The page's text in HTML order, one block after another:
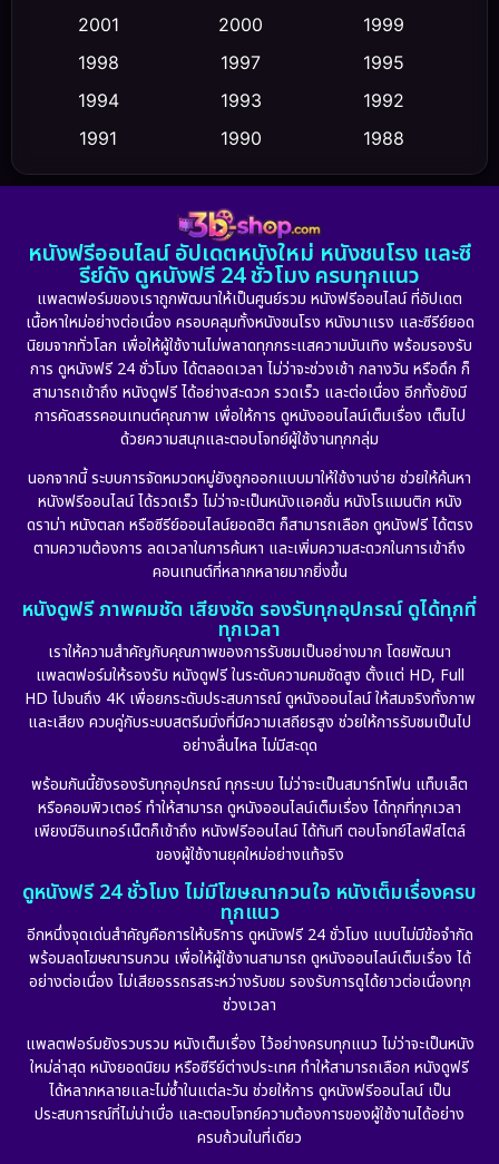
Culture (23)
Dance เต้น
Detective สืบสวน (5)
Detective สืบสวน (56)
Disaster (10)
Disney+ (23)
Drama ดราม่า (887)
Dystopian (17)
Emotional (101)
Epic มหากาพย์ (17)
Erotic (10)
Fantasy จินตนาการ (256)
Film
Gothic (6)
HBO GO (11)
HBO Max (2)
2001
2000
1999
1998
1997
1995
1994
1993
1992
1991
1990
1988
1986
1985
1983
1981
1974
1971 1962
หนังฟรีออนไลน์ อัปเดตหนังใหม่ หนังชนโรง และซี
รีย์ดัง ดูหนังฟรี 24 ชั่วโมง ครบทุกแนว
แพลตฟอร์มของเราถูกพัฒนาให้เป็นศูนย์รวม หนังฟรีออนไลน์ ที่อัปเดต
เนื้อหาใหม่อย่างต่อเนื่อง ครอบคลุมทั้งหนังชนโรง หนังมาแรง และซีรีย์ยอด
นิยมจากทั่วโลก เพื่อให้ผู้ใช้งานไม่พลาดทุกกระแสความบันเทิง พร้อมรองรับ
การ ดูหนังฟรี 24 ชั่วโมง ได้ตลอดเวลา ไม่ว่าจะช่วงเช้า กลางวัน หรือดึก ก็
สามารถเข้าถึง หนังดูฟรี ได้อย่างสะดวก รวดเร็ว และต่อเนื่อง อีกทั้งยังมี
การคัดสรรคอนเทนต์คุณภาพ เพื่อให้การ ดูหนังออนไลน์เต็มเรื่อง เต็มไป
ด้วยความสนุกและตอบโจทย์ผู้ใช้งานทุกกลุ่ม
นอกจากนี้ ระบบการจัดหมวดหมู่ยังถูกออกแบบมาให้ใช้งานง่าย ช่วยให้ค้นหา
หนังฟรีออนไลน์ ได้รวดเร็ว ไม่ว่าจะเป็นหนังแอคชั่น หนังโรแมนติก หนัง
ดราม่า หนังตลก หรือซีรีย์ออนไลน์ยอดฮิต ก็สามารถเลือก ดูหนังฟรี ได้ตรง
ตามความต้องการ ลดเวลาในการค้นหา และเพิ่มความสะดวกในการเข้าถึง
คอนเทนต์ที่หลากหลายมากยิ่งขึ้น
หนังดูฟรี ภาพคมชัด เสียงชัด รองรับทุกอุปกรณ์ ดูได้ทุกที่
ทุกเวลา
เราให้ความสำคัญกับคุณภาพของการรับชมเป็นอย่างมาก โดยพัฒนา
แพลตฟอร์มให้รองรับ หนังดูฟรี ในระดับความคมชัดสูง ตั้งแต่ HD, Full
HD ไปจนถึง 4K เพื่อยกระดับประสบการณ์ ดูหนังออนไลน์ ให้สมจริงทั้งภาพ
และเสียง ควบคู่กับระบบสตรีมมิ่งที่มีความเสถียรสูง ช่วยให้การรับชมเป็นไป
อย่างลื่นไหล ไม่มีสะดุด
พร้อมกันนี้ยังรองรับทุกอุปกรณ์ ทุกระบบ ไม่ว่าจะเป็นสมาร์ทโฟน แท็บเล็ต
หรือคอมพิวเตอร์ ทำให้สามารถ ดูหนังออนไลน์เต็มเรื่อง ได้ทุกที่ทุกเวลา
เพียงมีอินเทอร์เน็ตก็เข้าถึง หนังฟรีออนไลน์ ได้ทันที ตอบโจทย์ไลฟ์สไตล์
ของผู้ใช้งานยุคใหม่อย่างแท้จริง
ดูหนังฟรี 24 ชั่วโมง ไม่มีโฆษณากวนใจ หนังเต็มเรื่องครบ
ทุกแนว
อีกหนึ่งจุดเด่นสำคัญคือการให้บริการ ดูหนังฟรี 24 ชั่วโมง แบบไม่มีข้อจำกัด
พร้อมลดโฆษณารบกวน เพื่อให้ผู้ใช้งานสามารถ ดูหนังออนไลน์เต็มเรื่อง ได้
อย่างต่อเนื่อง ไม่เสียอรรถรสระหว่างรับชม รองรับการดูได้ยาวต่อเนื่องทุก
ช่วงเวลา
แพลตฟอร์มยังรวบรวม หนังเต็มเรื่อง ไว้อย่างครบทุกแนว ไม่ว่าจะเป็นหนัง
ใหม่ล่าสุด หนังยอดนิยม หรือซีรีย์ต่างประเทศ ทำให้สามารถเลือก หนังดูฟรี
ได้หลากหลายและไม่ซ้ำในแต่ละวัน ช่วยให้การ ดูหนังฟรีออนไลน์ เป็น
ประสบการณ์ที่ไม่น่าเบื่อ และตอบโจทย์ความต้องการของผู้ใช้งานได้อย่าง
ครบถ้วนในที่เดียว